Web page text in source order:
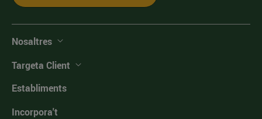
Nosaltres
Targeta Client
Establiments
Incorpora't